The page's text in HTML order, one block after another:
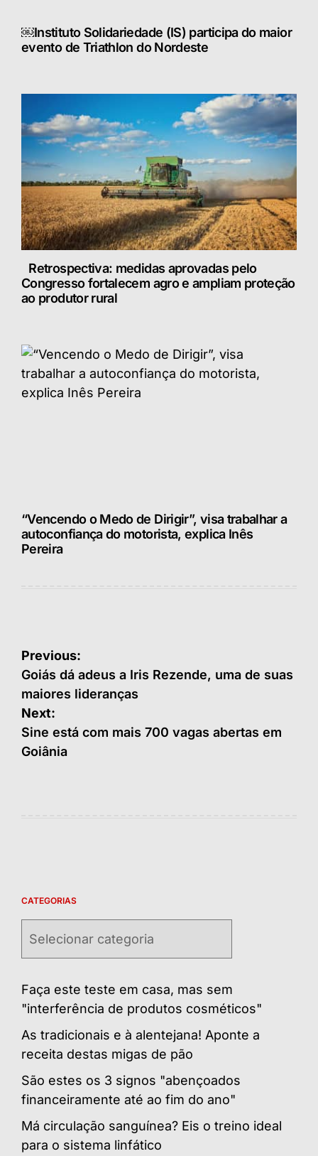
￼Instituto Solidariedade (IS) participa do maior
evento de Triathlon do Nordeste
Retrospectiva: medidas aprovadas pelo
Congresso fortalecem agro e ampliam proteção
ao produtor rural
“Vencendo o Medo de Dirigir”, visa trabalhar a
autoconfiança do motorista, explica Inês
Pereira
Navegação
de
Post
Previous:
Goiás dá adeus a Iris Rezende, uma de suas
maiores lideranças
Next:
Sine está com mais 700 vagas abertas em
Goiânia
CATEGORIAS
Faça este teste em casa, mas sem
"interferência de produtos cosméticos"
As tradicionais e à alentejana! Aponte a
receita destas migas de pão
São estes os 3 signos "abençoados
financeiramente até ao fim do ano"
Má circulação sanguínea? Eis o treino ideal
para o sistema linfático